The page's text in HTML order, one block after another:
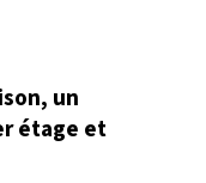
un
étage et